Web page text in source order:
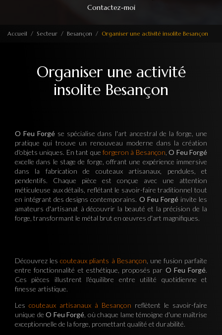
Contactez-moi
Accueil Secteur Besançon Organiser une activité insolite Besançon
Organiser une activité
insolite Besançon
O Feu Forgé se spécialise dans l'art ancestral de la forge, une
pratique qui trouve un renouveau moderne dans la création
d'objets uniques. En tant que forgeron à Besançon ,O Feu Forgé
excelle dans le stage de forge, offrant une expérience immersive
dans la fabrication de couteaux artisanaux, pendules, et
pendentifs. Chaque pièce est conçue avec une attention
méticuleuse aux détails, reflétant le savoir-faire traditionnel tout
en intégrant des designs contemporains. O Feu Forgéinvite les
amateurs d'artisanat à découvrir la beauté et la précision de la
forge, transformant le métal brut en œuvres d'art magnifiques.
Découvrez lescouteaux pliants à Besançon , une fusion parfaite
entre fonctionnalité et esthétique, proposés par O Feu Forgé.
Ces pièces illustrent l'équilibre entre utilité quotidienne et
finesse artistique.
Les couteaux artisanaux à Besançon reflètent le savoir-faire
unique de O Feu Forgé , où chaque lame témoigne d'une maîtrise
exceptionnelle de la forge, promettant qualité et durabilité.